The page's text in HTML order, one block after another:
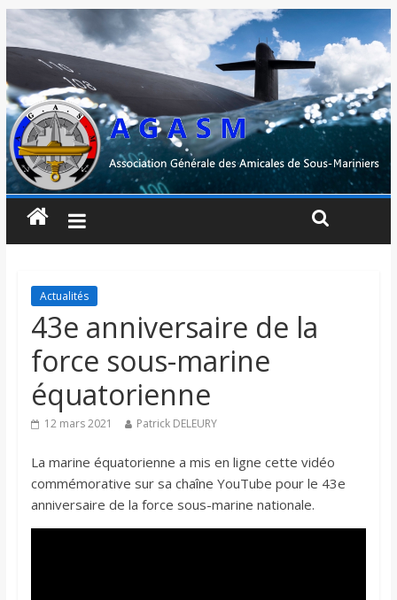
Actualités
43e anniversaire de la
force sous-marine
équatorienne
12 mars 2021 Patrick DELEURY
La marine équatorienne a mis en ligne cette vidéo
commémorative sur sa chaîne YouTube pour le 43e
anniversaire de la force sous-marine nationale.